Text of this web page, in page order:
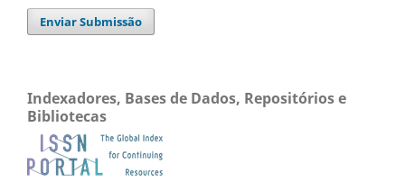
Enviar Submissão
Indexadores, Bases de Dados, Repositórios e
Bibliotecas